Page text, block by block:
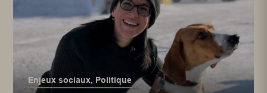
Enjeux sociaux, Politique